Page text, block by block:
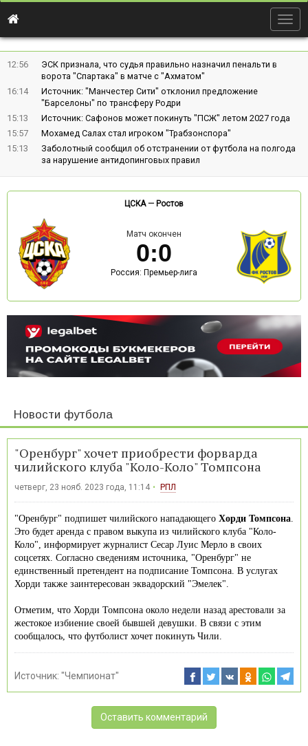
12:56
ЭСК признала, что судья правильно назначил пенальти в
ворота "Спартака" в матче с "Ахматом"
16:14
Источник: "Манчестер Сити" отклонил предложение
"Барселоны" по трансферу Родри
15:13
Источник: Сафонов может покинуть "ПСЖ" летом 2027 года
15:57
Мохамед Салах стал игроком "Трабзонспора"
15:13
Заболотный сообщил об отстранении от футбола на полгода
за нарушение антидопинговых правил
ЦСКА— Ростов
Матч окончен
0:0
Россия: Премьер-лига
Новости футбола
"Оренбург" хочет приобрести форварда
чилийского клуба "Коло-Коло" Томпсона
четверг, 23 нояб. 2023 года, 11:14 РПЛ
"Оренбург" подпишет чилийского нападающего Хорди Томпсона
Это будет аренда с правом выкупа из чилийского клуба "Коло-
Коло", информирует журналист Сесар Луис Мерло в своих
соцсетях. Согласно сведениям источника, "Оренбург" не
единственный претендент на подписание Томпсона. В услугах
Хорди также заинтересован эквадорский "Эмелек".
Отметим, что Хорди Томпсона около недели назад арестовали за
жестокое избиение своей бывшей девушки. В связи с этим
сообщалось, что футболист хочет покинуть Чили.
Источник: "Чемпионат"
Оставить комментарий